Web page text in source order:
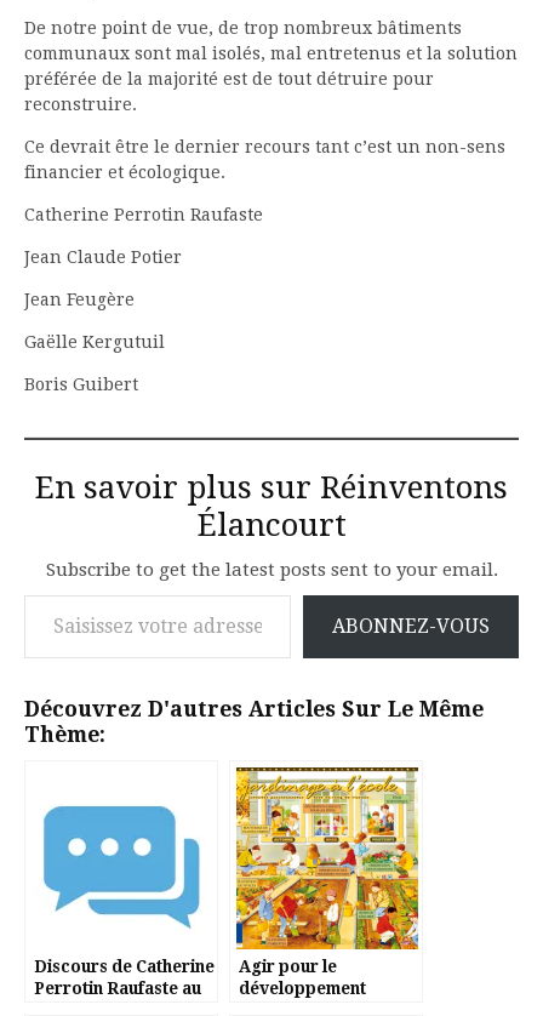
De notre point de vue, de trop nombreux bâtiments
communaux sont mal isolés, mal entretenus et la solution
préférée de la majorité est de tout détruire pour
reconstruire.
Ce devrait être le dernier recours tant c’est un non-sens
financier et écologique.
Catherine Perrotin Raufaste
Jean Claude Potier
Jean Feugère
Gaëlle Kergutuil
Boris Guibert
En savoir plus sur Réinventons
Élancourt
Subscribe to get the latest posts sent to your email.
Saisissez votre adresse e-mail…
ABONNEZ-VOUS
Découvrez D'autres Articles Sur Le Même
Thème:
Discours de Catherine
Perrotin Raufaste au
Agir pour le
développement